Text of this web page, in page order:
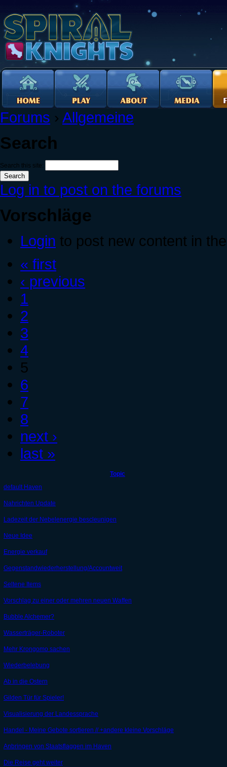
Forums › Allgemeine
Search
Search this site:
Log in to post on the forums
Vorschläge
Login to post new content in
« first
‹ previous
1
2
3
4
5
6
7
8
next ›
last »
Topic
default Haven
Nahrichten Update
Ladezeit der Nebelenergie bescleunigen
Neue Idee
Energie verkauf
Gegenstandwiederherstellung/Accountweit
Seltene Items
Vorschlag zu einer oder mehren neuen Waffen
Bubble Alchemer?
Wasserträger-Roboter
Mehr Krongomo sachen
Wiederbelebung
Ab in die Ostern
Gilden Tür für Spieler!
Visualisierung der Landessprache
Handel - Meine Gebote sortieren // +andere kleine Vorschläge
Anbringen von Staatsflaggen im Haven
Die Reise geht weiter